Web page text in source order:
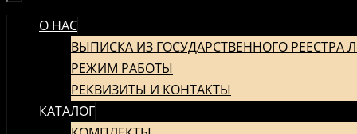
ПЕРЕЙТИ
СОДЕРЖИМОМУ
О НАС
ВЫПИСКА ИЗ ГОСУДАРСТВЕННОГО РЕЕСТРА
РЕЖИМ РАБОТЫ
РЕКВИЗИТЫ И КОНТАКТЫ
КАТАЛОГ